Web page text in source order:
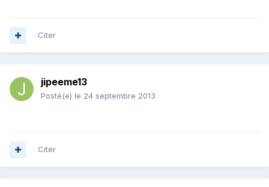
Citer
jipeeme13
Posté(e) le 24 septembre 2013
Citer